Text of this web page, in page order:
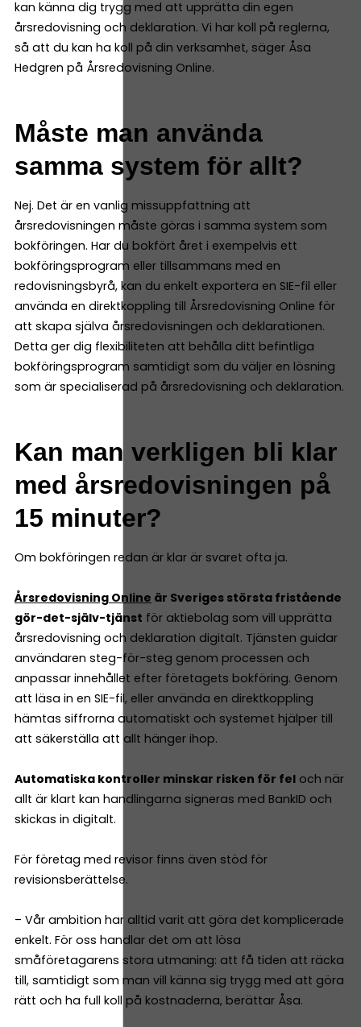
kan känna dig trygg med att upprätta din egen
årsredovisning och deklaration. Vi har koll på reglerna,
så att du kan ha koll på din verksamhet, säger Åsa
Hedgren på Årsredovisning Online.
Måste man använda
samma system för allt?
Nej. Det är en vanlig missuppfattning att
årsredovisningen måste göras i samma system som
bokföringen. Har du bokfört året i exempelvis ett
bokföringsprogram eller tillsammans med en
redovisningsbyrå, kan du enkelt exportera en SIE-fil eller
använda en direktkoppling till Årsredovisning Online för
att skapa själva årsredovisningen och deklarationen.
Detta ger dig flexibiliteten att behålla ditt befintliga
bokföringsprogram samtidigt som du väljer en lösning
som är specialiserad på årsredovisning och deklaration.
Kan man verkligen bli klar
med årsredovisningen på
15 minuter?
Om bokföringen redan är klar är svaret ofta ja.
Årsredovisning Online är Sveriges största fristående
gör-det-själv-tjänst för aktiebolag som vill upprätta
årsredovisning och deklaration digitalt. Tjänsten guidar
användaren steg-för-steg genom processen och
anpassar innehållet efter företagets bokföring. Genom
att läsa in en SIE-fil, eller använda en direktkoppling
hämtas siffrorna automatiskt och systemet hjälper till
att säkerställa att allt hänger ihop.
Automatiska kontroller minskar risken för fel och när
allt är klart kan handlingarna signeras med BankID och
skickas in digitalt.
För företag med revisor finns även stöd för
revisionsberättelse.
– Vår ambition har alltid varit att göra det komplicerade
enkelt. För oss handlar det om att lösa
småföretagarens stora utmaning: att få tiden att räcka
till, samtidigt som man vill känna sig trygg med att göra
rätt och ha full koll på kostnaderna, berättar Åsa.